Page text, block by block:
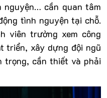
cần quan tâm
tình nguyện tại chỗ.
viên trường xem công
triển, xây dựng đội ngũ
trọng, cần thiết và phải